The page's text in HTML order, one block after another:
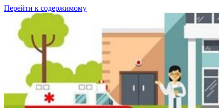
Перейти к содержимому